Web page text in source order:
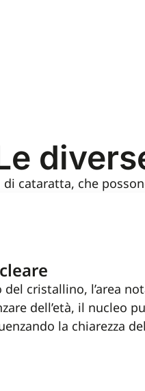
cataratta, che
cristallino, l’area
dell’età, il nucleo
la chiarezza